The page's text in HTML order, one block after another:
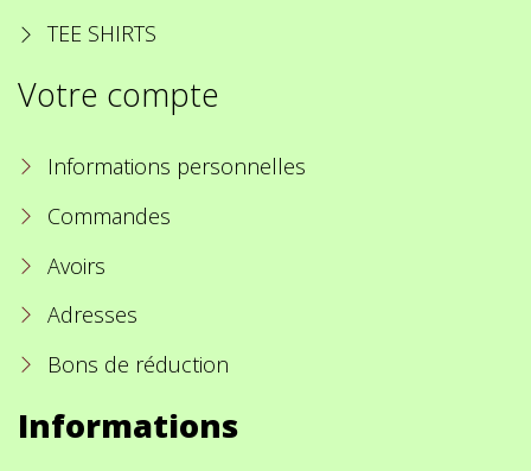
TEE SHIRTS
Votre compte
Informations personnelles
Commandes
Avoirs
Adresses
Bons de réduction
Informations